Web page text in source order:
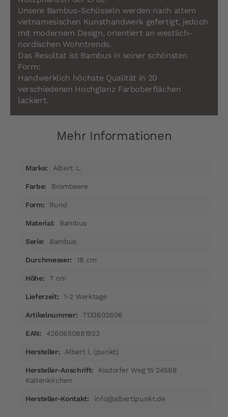
Unsere Bambus-Schüsseln werden nach altem
vietnamesischen Kunsthandwerk gefertigt, jedoch
mit modernem Design, orientiert an westlich-
nordischen Wohntrends.
Das Resultat ist Bambus in seiner schönsten
Form:
Handwerklich höchste Qualität in 20
verschiedenen Hochglanz Farboberflächen
lackiert.
Mehr Informationen
InformationenAlbert L.
Brombeere
Rund
Bambus
Bambus
18 cm
7 cm
1-2 Werktage
7133602606
4260650881923
Albert l. (punkt)
Kisdorfer Weg 15 24568
Kaltenkirchen
info@albertlpunkt.de